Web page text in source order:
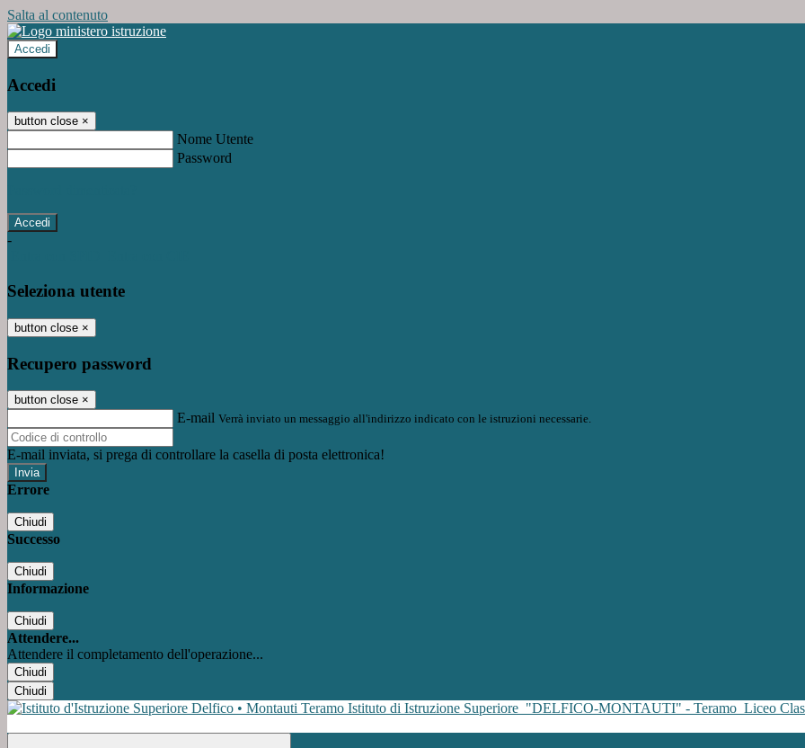
Salta al contenuto
Accedi
Accedi
button close ×
Nome Utente
Password
-
Seleziona utente
button close ×
Recupero password
button close ×
E-mail Verrà inviato un messaggio all'indirizzo indicato con le istruzioni necessarie.
E-mail inviata, si prega di controllare la casella di posta elettronica!
Errore
Chiudi
Successo
Chiudi
Informazione
Chiudi
Attendere...
Attendere il completamento dell'operazione...
Chiudi
Chiudi
Istituto di Istruzione Superiore "DELFICO-MONTAUTI" - Teramo Liceo